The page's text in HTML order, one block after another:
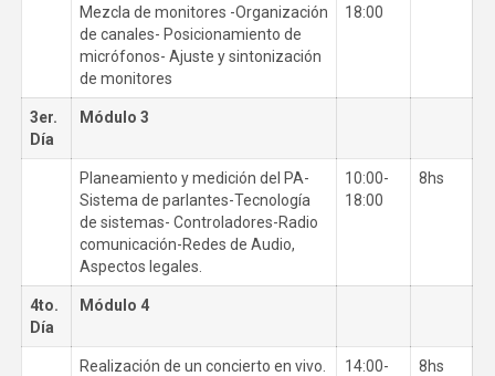
Mezcla de monitores -Organización
de canales- Posicionamiento de
micrófonos- Ajuste y sintonización
de monitores
18:00
3er.
Día
Módulo 3
Planeamiento y medición del PA-
Sistema de parlantes-Tecnología
de sistemas- Controladores-Radio
comunicación-Redes de Audio,
Aspectos legales.
10:00-
18:00
8hs
4to.
Día
Módulo 4
Realización de un concierto en vivo.
14:00-
8hs